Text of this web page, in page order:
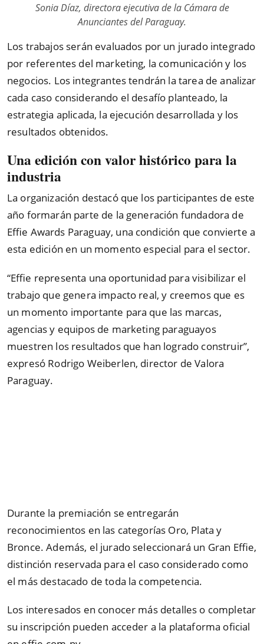
Sonia Díaz, directora ejecutiva de la Cámara de
Anunciantes del Paraguay.
Los trabajos serán evaluados por un jurado integrado
por referentes del marketing, la comunicación y los
negocios. Los integrantes tendrán la tarea de analizar
cada caso considerando el desafío planteado, la
estrategia aplicada, la ejecución desarrollada y los
resultados obtenidos.
Una edición con valor histórico para la
industria
La organización destacó que los participantes de este
año formarán parte de la generación fundadora de
Effie Awards Paraguay, una condición que convierte a
esta edición en un momento especial para el sector.
“Effie representa una oportunidad para visibilizar el
trabajo que genera impacto real, y creemos que es
un momento importante para que las marcas,
agencias y equipos de marketing paraguayos
muestren los resultados que han logrado construir”,
expresó Rodrigo Weiberlen, director de Valora
Paraguay.
Durante la premiación se entregarán
reconocimientos en las categorías Oro, Plata y
Bronce. Además, el jurado seleccionará un Gran Effie,
distinción reservada para el caso considerado como
el más destacado de toda la competencia.
Los interesados en conocer más detalles o completar
su inscripción pueden acceder a la plataforma oficial